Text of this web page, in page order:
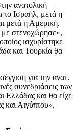
ανατολική
το Ισραήλ, μετά η
μετά η Αμερική.
με στενοχώρησε»,
ισχυρίστηκε
και Τουρκία θα
για την ανατ.
συνεδριάσεις των
Ελλάδας και θα είχε
και Αιγύπτου»,